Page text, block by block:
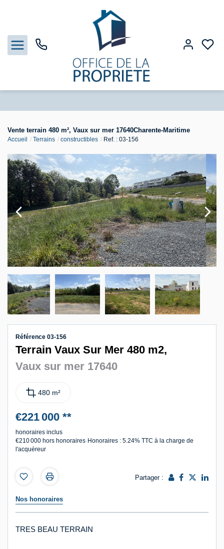
Biens vendus
Estimation
Gestion
Notre Agence
Contact
Vente terrain 480 m², Vaux sur mer 17640Charente-Maritime
Accueil Terrains constructibles Ref. : 03-156
Référence 03-156
Terrain Vaux Sur Mer 480 m2,
Vaux sur mer 17640
480 m²
€221 000 **
honoraires inclus
€210 000 hors honoraires Honoraires : 5.24% TTC à la charge de
l'acquéreur
Partager :
Nos honoraires
TRES BEAU TERRAIN